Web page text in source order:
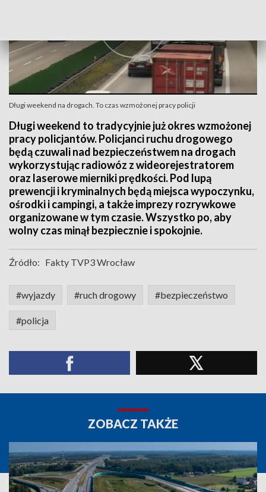
Długi weekend na drogach. To czas wzmożonej pracy policji
Długi weekend to tradycyjnie już okres wzmożonej
pracy policjantów. Policjanci ruchu drogowego
będą czuwali nad bezpieczeństwem na drogach
wykorzystując radiowóz z wideorejestratorem
oraz laserowe mierniki prędkości. Pod lupą
prewencji i kryminalnych będą miejsca wypoczynku,
ośrodki i campingi, a także imprezy rozrywkowe
organizowane w tym czasie. Wszystko po, aby
wolny czas minął bezpiecznie i spokojnie.
Źródło: Fakty TVP3 Wrocław
#wyjazdy #ruch drogowy #bezpieczeństwo
#policja
ZOBACZ TAKŻE